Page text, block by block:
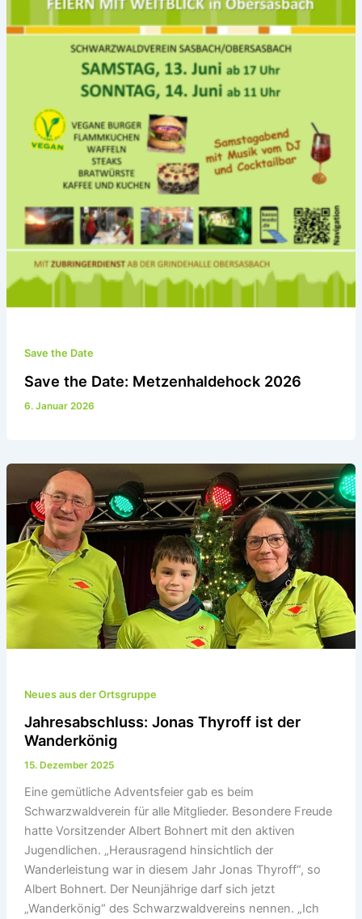
Save the Date
Save the Date: Metzenhaldehock 2026
6. Januar 2026
Neues aus der Ortsgruppe
Jahresabschluss: Jonas Thyroff ist der
Wanderkönig
15. Dezember 2025
Eine gemütliche Adventsfeier gab es beim
Schwarzwaldverein für alle Mitglieder. Besondere Freude
hatte Vorsitzender Albert Bohnert mit den aktiven
Jugendlichen. „Herausragend hinsichtlich der
Wanderleistung war in diesem Jahr Jonas Thyroff“, so
Albert Bohnert. Der Neunjährige darf sich jetzt
„Wanderkönig“ des Schwarzwaldvereins nennen. „Ich